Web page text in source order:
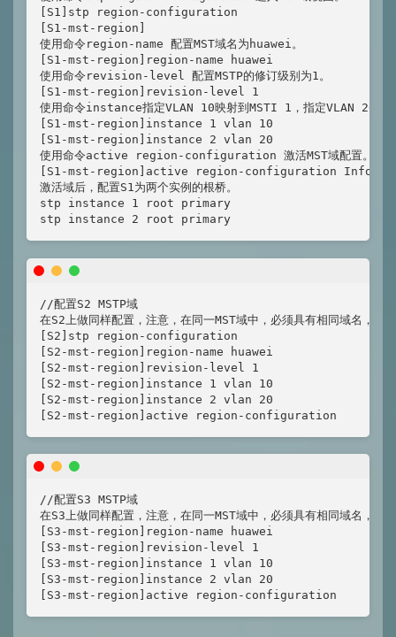
[S1]stp region-configuration
[S1-mst-region]
使用命令region-name 配置MST域名为huawei。
[S1-mst-region]region-name huawei
使用命令revision-level 配置MSTP的修订级别为1。
[S1-mst-region]revision-level 1
使用命令instance指定VLAN 10映射到MSTI 1，指定VLAN 20映
[S1-mst-region]instance 1 vlan 10
[S1-mst-region]instance 2 vlan 20
使用命令active region-configuration 激活MST域配置。
[S1-mst-region]active region-configuration Info:
激活域后，配置S1为两个实例的根桥。
stp instance 1 root primary
stp instance 2 root primary
//配置S2 MSTP域
在S2上做同样配置，注意，在同一MST域中，必须具有相同域名，
[S2]stp region-configuration
[S2-mst-region]region-name huawei
[S2-mst-region]revision-level 1
[S2-mst-region]instance 1 vlan 10
[S2-mst-region]instance 2 vlan 20
[S2-mst-region]active region-configuration
//配置S3 MSTP域
在S3上做同样配置，注意，在同一MST域中，必须具有相同
[S3-mst-region]region-name huawei
[S3-mst-region]revision-level 1
[S3-mst-region]instance 1 vlan 10
[S3-mst-region]instance 2 vlan 20
[S3-mst-region]active region-configuration